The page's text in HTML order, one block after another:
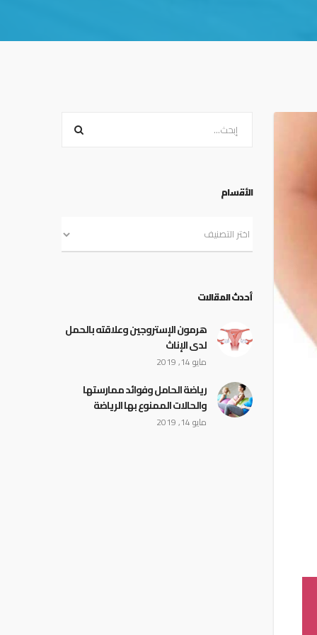
الأقسام
أحدث المقالات
هرمون الإستروجين وعلاقته بالحمل
لدى الإناث
مايو 14, 2019
رياضة الحامل وفوائد ممارستها
والحالات الممنوع بها الرياضة
مايو 14, 2019